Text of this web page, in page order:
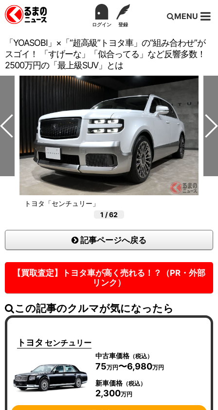
ログイン 登録
MENU
「YOASOBI」×「“超高級”トヨタ車」の“組み合わせ”が
スゴイ！ 「すげーな」「似合ってる」など反響多数！
2500万円の「最上級SUV」とは
トヨタ「センチュリー」
1 /62
記事ページへ戻る
【買取査定】トヨタ車が高く売れる！？（PR・外部
リンク）
この記事のクルマが気になったら
トヨタ センチュリー
中古車価格（税込）
75万円〜6,980万円
新車価格（税込）
2,300万円